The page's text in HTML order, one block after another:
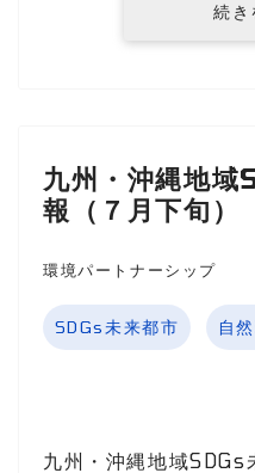
続き
九州・沖縄地域
報（７月下旬）
環境パートナーシップ
SDGs未来都市 自
九州・沖縄地域SDGs